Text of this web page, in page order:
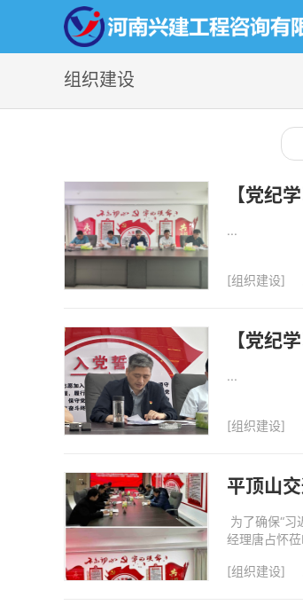
组织建设
【党纪
...
[组织建设]
【党纪
...
[组织建设]
平顶山
为了确保“
经理唐占怀
[组织建设]